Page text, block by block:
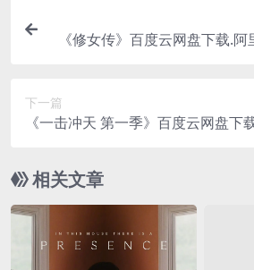
《修女传》百度云网盘下载.阿
下一篇
《一击冲天 第一季》百度云网盘下
相关文章